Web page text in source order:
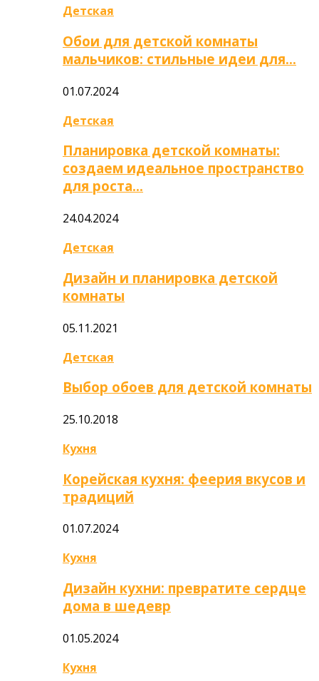
Детская
Обои для детской комнаты
мальчиков: стильные идеи для…
01.07.2024
Детская
Планировка детской комнаты:
создаем идеальное пространство
для роста…
24.04.2024
Детская
Дизайн и планировка детской
комнаты
05.11.2021
Детская
Выбор обоев для детской комнаты
25.10.2018
Кухня
Корейская кухня: феерия вкусов и
традиций
01.07.2024
Кухня
Дизайн кухни: превратите сердце
дома в шедевр
01.05.2024
Кухня